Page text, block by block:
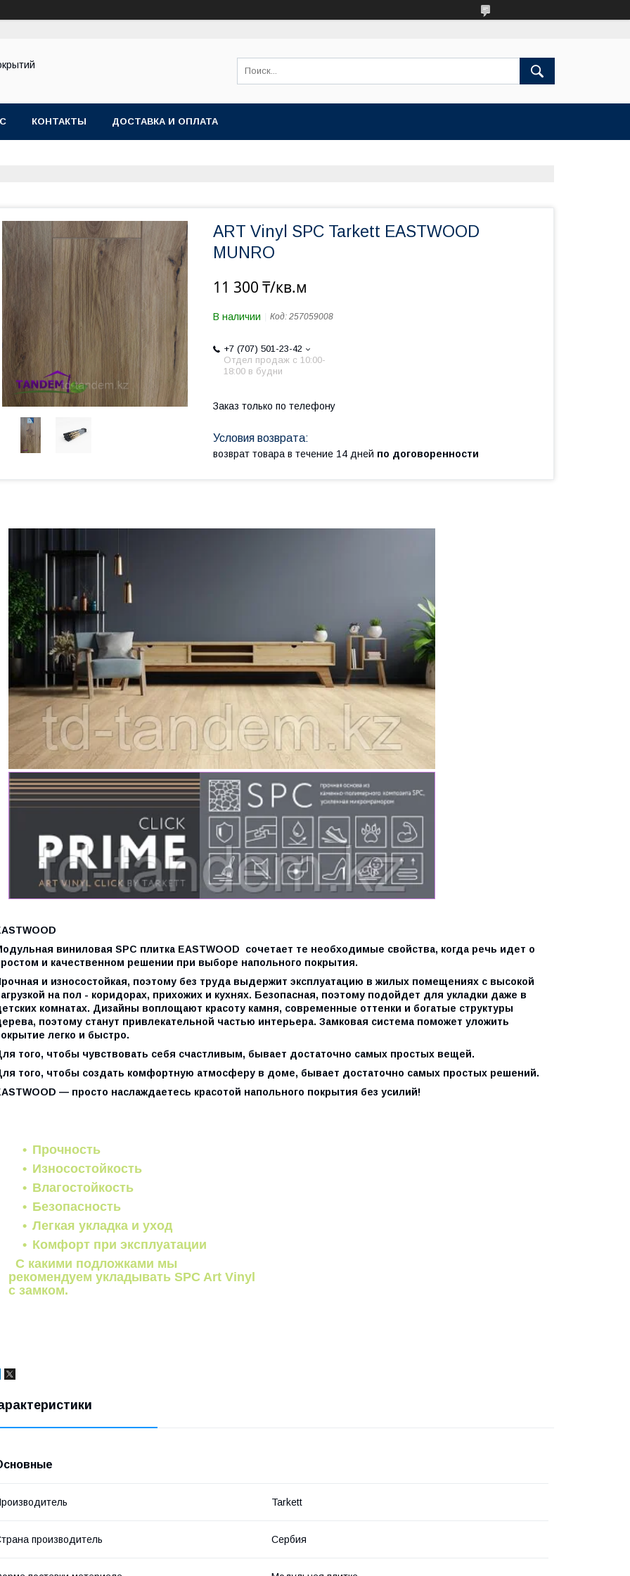
КОНТАКТЫ ДОСТАВКА И ОПЛАТА
ART Vinyl SPC Tarkett EASTWOOD
MUNRO
11 300 ₸/кв.м
В наличии Код: 257059008
+7 (707) 501-23-42
Отдел продаж c 10:00-
18:00 в будни
Заказ только по телефону
возврат товара в течение 14 дней по договоренности
виниловая SPC плитка EASTWOOD
сочетает те необходимые свойства, когда речь идет о
и качественном решении при выборе напольного покрытия.
и износостойкая, поэтому без труда выдержит эксплуатацию в жилых помещениях с высокой
на пол - коридорах, прихожих и кухнях. Безопасная, поэтому подойдет для укладки даже в
комнатах. Дизайны воплощают красоту камня, современные оттенки и богатые структуры
поэтому станут привлекательной частью интерьера. Замковая система поможет уложить
легко и быстро.
того, чтобы чувствовать себя счастливым, бывает достаточно самых простых вещей.
того, чтобы создать комфортную атмосферу в доме, бывает достаточно самых простых решений.
— просто наслаждаетесь красотой напольного покрытия без усилий!
Прочность
Износостойкость
Влагостойкость
Безопасность
Легкая укладка и уход
Комфорт при эксплуатации
С какими подложками мы
рекомендуем укладывать SPC Art Vinyl
с замком.
Tarkett
производитель Сербия